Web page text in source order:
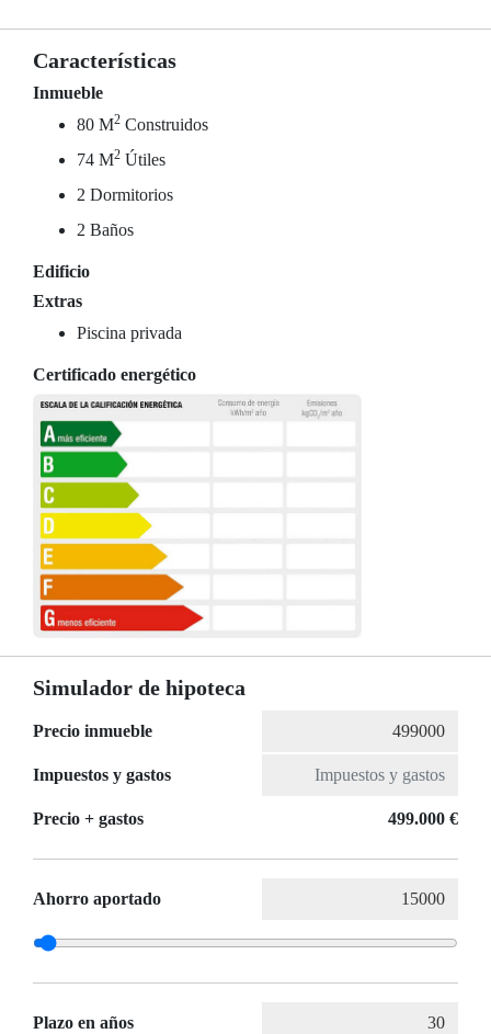
Características
Inmueble
80 M2 Construidos
74 M2 Útiles
2 Dormitorios
2 Baños
Edificio
Extras
Piscina privada
Certificado energético
Simulador de hipoteca
Precio inmueble
Impuestos y gastos
Precio + gastos 499.000 €
Ahorro aportado
Plazo en años